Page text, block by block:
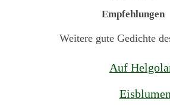
Empfehlungen
Weitere gute Gedichte
Auf
Eisblumen